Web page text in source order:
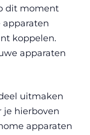
dit moment
apparaten
koppelen.
apparaten
uitmaken
je hierboven
apparaten